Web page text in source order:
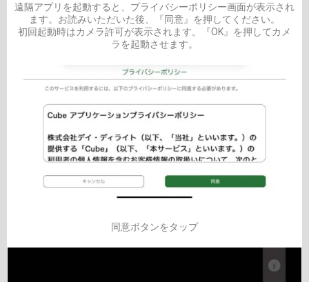
遠隔アプリを起動すると、プライバシーポリシー画面が表示され
ます。お読みいただいた後、『同意』を押してください。
初回起動時はカメラ許可が表示されます。『OK』を押してカメ
ラを起動させます。
同意ボタンをタップ